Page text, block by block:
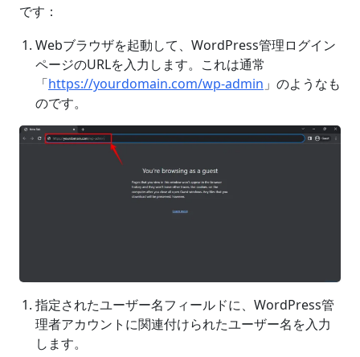
です：
Webブラウザを起動して、WordPress管理ログイン
ページのURLを入力します。これは通常
「https://yourdomain.com/wp-admin 」のようなも
のです。
指定されたユーザー名フィールドに、WordPress管
理者アカウントに関連付けられたユーザー名を入力
します。